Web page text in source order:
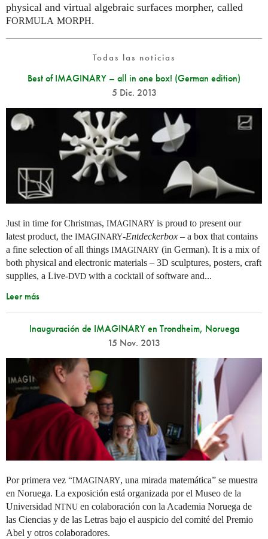
physical and virtual algebraic surfaces morpher, called
FORMULA MORPH.
Todas las noticias
Best of IMAGINARY – all in one box! (German edition)
5 Dic. 2013
Just in time for Christmas, IMAGINARY is proud to present our
latest product, the IMAGINARY-Entdeckerbox – a box that contains
a fine selection of all things IMAGINARY (in German). It is a mix of
both physical and electronic materials – 3D sculptures, posters, craft
supplies, a Live-DVD with a cocktail of software and...
Leer más
Inauguración de IMAGINARY en Trondheim, Noruega
15 Nov. 2013
Por primera vez “IMAGINARY, una mirada matemática” se muestra
en Noruega. La exposición está organizada por el Museo de la
Universidad NTNU en colaboración con la Academia Noruega de
las Ciencias y de las Letras bajo el auspicio del comité del Premio
Abel y otros colaboradores.